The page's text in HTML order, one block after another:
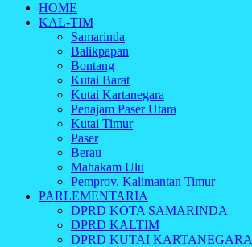
Indonesia Cyber
Media Cetak, Online & Streaming
HOME
KAL-TIM
Samarinda
Balikpapan
Bontang
Kutai Barat
Kutai Kartanegara
Penajam Paser Utara
Kutai Timur
Paser
Berau
Mahakam Ulu
Pemprov. Kalimantan Timur
PARLEMENTARIA
DPRD KOTA SAMARINDA
DPRD KALTIM
DPRD KUTAI KARTANEGARA